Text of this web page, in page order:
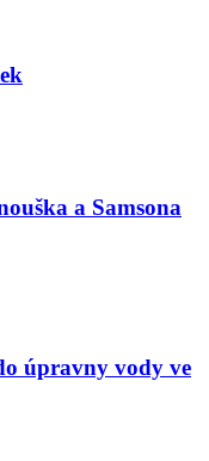
a Samsona
úpravny vody ve